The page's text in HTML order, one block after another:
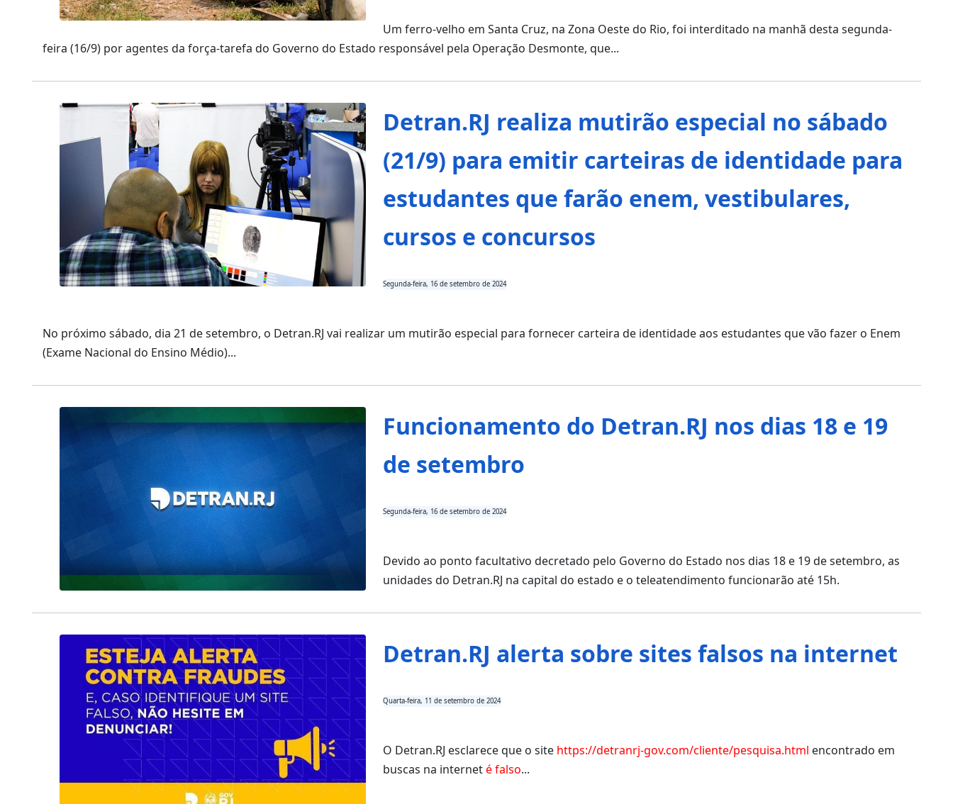
Um ferro-velho em Santa Cruz, na Zona Oeste do Rio, foi interditado na manhã desta segunda-
feira (16/9) por agentes da força-tarefa do Governo do Estado responsável pela Operação Desmonte, que...
Detran.RJ realiza mutirão especial no sábado
(21/9) para emitir carteiras de identidade para
estudantes que farão enem, vestibulares,
cursos e concursos
Segunda-feira, 16 de setembro de 2024
No próximo sábado, dia 21 de setembro, o Detran.RJ vai realizar um mutirão especial para fornecer carteira de identidade aos estudantes que vão fazer o Enem
(Exame Nacional do Ensino Médio)...
Funcionamento do Detran.RJ nos dias 18 e 19
de setembro
Segunda-feira, 16 de setembro de 2024
Devido ao ponto facultativo decretado pelo Governo do Estado nos dias 18 e 19 de setembro, as
unidades do Detran.RJ na capital do estado e o teleatendimento funcionarão até 15h.
Detran.RJ alerta sobre sites falsos na internet
Quarta-feira, 11 de setembro de 2024
O Detran.RJ esclarece que o site https://detranrj-gov.com/cliente/pesquisa.html encontrado em
buscas na interneté falso...